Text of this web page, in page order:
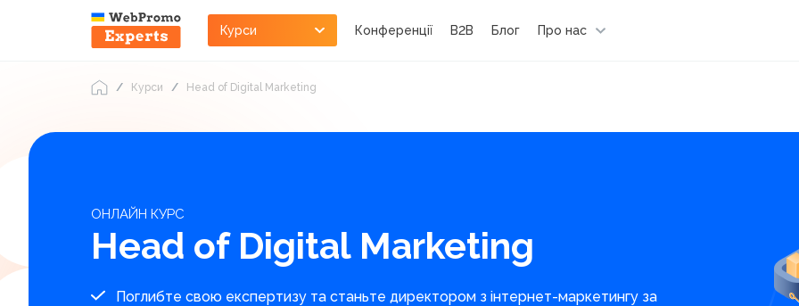
Курси Конференції B2B Блог Про нас
Курси Head of Digital Marketing
ОНЛАЙН КУРС
Head of Digital Marketing
Поглибте свою експертизу та станьте директором з інтернет-маркетингу за